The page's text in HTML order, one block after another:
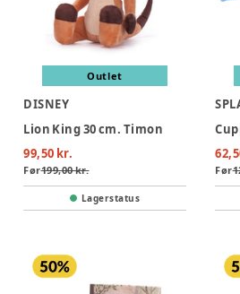
Outlet
DISNEY
Lion King 30 cm. Timon
99,50 kr.
Før199,00 kr.
Lagerstatus
Før